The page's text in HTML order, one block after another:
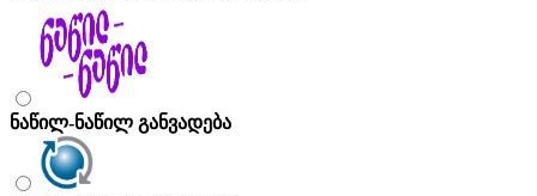
ნაწილ-ნაწილ განვადება